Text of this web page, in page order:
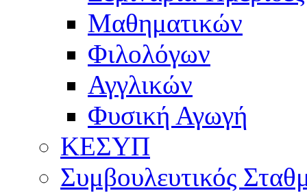
Μαθηματικών
Φιλολόγων
Αγγλικών
Φυσική Αγωγή
ΚΕΣΥΠ
Συμβουλευτικός